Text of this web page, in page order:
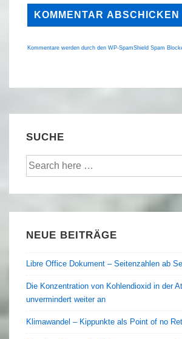
Kommentare werden durch den WP-SpamShield Spam
SUCHE
Suche
NEUE BEITRÄGE
Libre Office Dokument – Seitenzahlen ab
Die Konzentration von Kohlendioxid in der
unvermindert weiter an
Klimawandel – Kippunkte als Point of no